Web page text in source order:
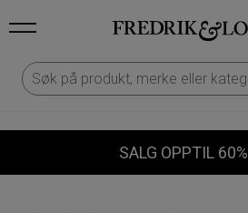
SALG OPPTIL 60%